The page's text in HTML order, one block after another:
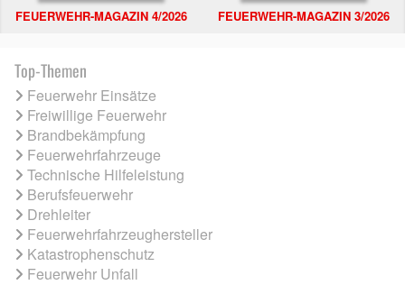
FEUERWEHR-MAGAZIN 4/2026 FEUERWEHR-MAGAZIN 3/2026
Top-Themen
Feuerwehr Einsätze
Freiwillige Feuerwehr
Brandbekämpfung
Feuerwehrfahrzeuge
Technische Hilfeleistung
Berufsfeuerwehr
Drehleiter
Feuerwehrfahrzeughersteller
Katastrophenschutz
Feuerwehr Unfall